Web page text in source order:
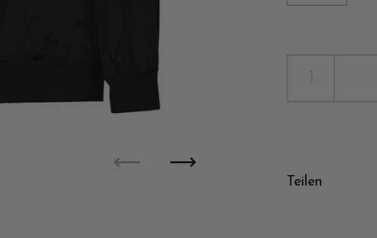
Teilen